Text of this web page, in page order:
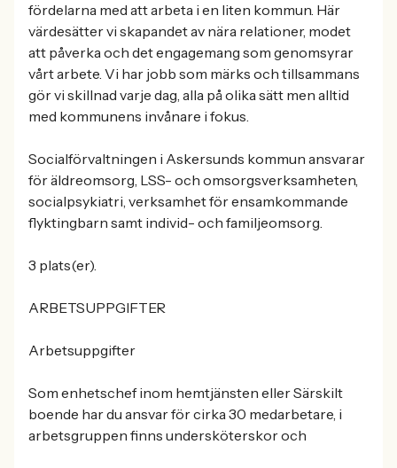
fördelarna med att arbeta i en liten kommun. Här
värdesätter vi skapandet av nära relationer, modet
att påverka och det engagemang som genomsyrar
vårt arbete. Vi har jobb som märks och tillsammans
gör vi skillnad varje dag, alla på olika sätt men alltid
med kommunens invånare i fokus.
Socialförvaltningen i Askersunds kommun ansvarar
för äldreomsorg, LSS- och omsorgsverksamheten,
socialpsykiatri, verksamhet för ensamkommande
flyktingbarn samt individ- och familjeomsorg.
3 plats(er).
ARBETSUPPGIFTER
Arbetsuppgifter
Som enhetschef inom hemtjänsten eller Särskilt
boende har du ansvar för cirka 30 medarbetare, i
arbetsgruppen finns undersköterskor och